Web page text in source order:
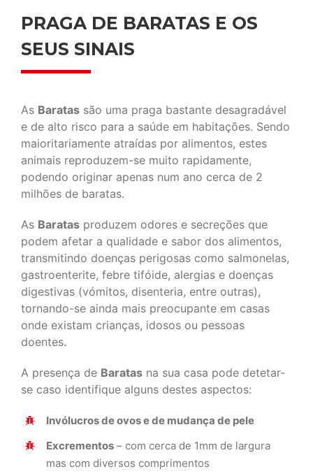
PRAGA DE BARATAS E OS
SEUS SINAIS
As Baratas são uma praga bastante desagradável
e de alto risco para a saúde em habitações. Sendo
maioritariamente atraídas por alimentos, estes
animais reproduzem-se muito rapidamente,
podendo originar apenas num ano cerca de 2
milhões de baratas.
As Baratas produzem odores e secreções que
podem afetar a qualidade e sabor dos alimentos,
transmitindo doenças perigosas como salmonelas,
gastroenterite, febre tifóide, alergias e doenças
digestivas (vómitos, disenteria, entre outras),
tornando-se ainda mais preocupante em casas
onde existam crianças, idosos ou pessoas
doentes.
A presença de Baratas na sua casa pode detetar-
se caso identifique alguns destes aspectos:
Invólucros de ovos e de mudança de pele
Excrementos – com cerca de 1mm de largura
mas com diversos comprimentos